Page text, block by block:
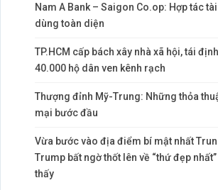
Nam A Bank – Saigon Co.op: Hợp tác
dùng toàn diện
TP.HCM cấp bách xây nhà xã hội, tái
40.000 hộ dân ven kênh rạch
Thượng đỉnh Mỹ-Trung: Những thỏa
mại bước đầu
Vừa bước vào địa điểm bí mật nhất
Trump bất ngờ thốt lên về “thứ đẹp
thấy